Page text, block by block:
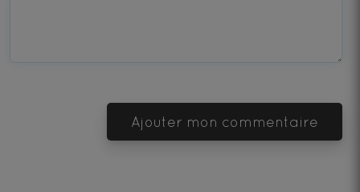
Ajouter mon commentaire